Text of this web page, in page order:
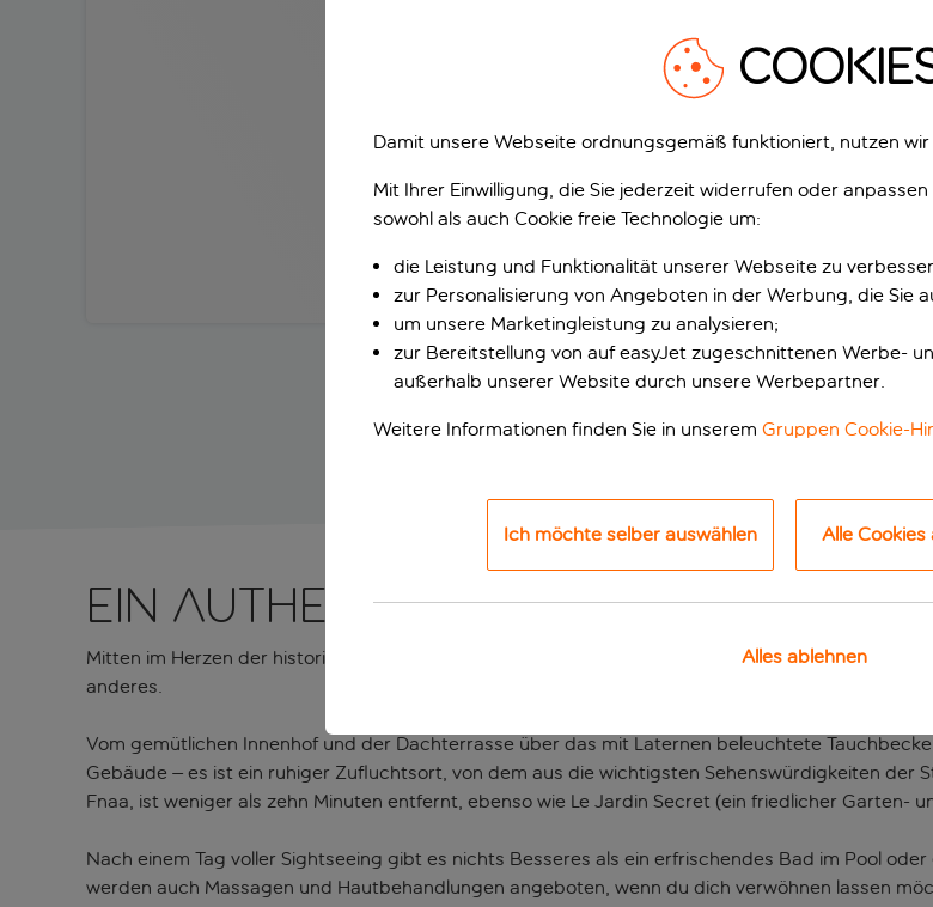
Ein authentisches Riad mit viel
Mitten im Herzen der historischen Medina von Marrakesch, die zum UNESCO-Weltkulturerbe
anderes.
Vom gemütlichen Innenhof und der Dachterrasse über das mit Laternen beleuchtete
Gebäude – es ist ein ruhiger Zufluchtsort, von dem aus die wichtigsten Sehenswürdigkeiten der
Fnaa, ist weniger als zehn Minuten entfernt, ebenso wie Le Jardin Secret (ein friedlicher Garten-
Nach einem Tag voller Sightseeing gibt es nichts Besseres als ein erfrischendes Bad im Pool
werden auch Massagen und Hautbehandlungen angeboten, wenn du dich verwöhnen lassen
Damit unsere Webseite ordnungsgemäß funktioniert, nutzen
Mit Ihrer Einwilligung, die Sie jederzeit widerrufen oder
sowohl als auch Cookie freie Technologie um:
die Leistung und Funktionalität unserer Webseite zu
zur Personalisierung von Angeboten in der Werbung, die Sie
um unsere Marketingleistung zu analysieren;
zur Bereitstellung von auf easyJet zugeschnittenen Werbe-
außerhalb unserer Website durch unsere Werbepartner.
Weitere Informationen finden Sie in unserem Gruppen Cookie-
Ich möchte selber auswählen Alle
Alles ablehnen